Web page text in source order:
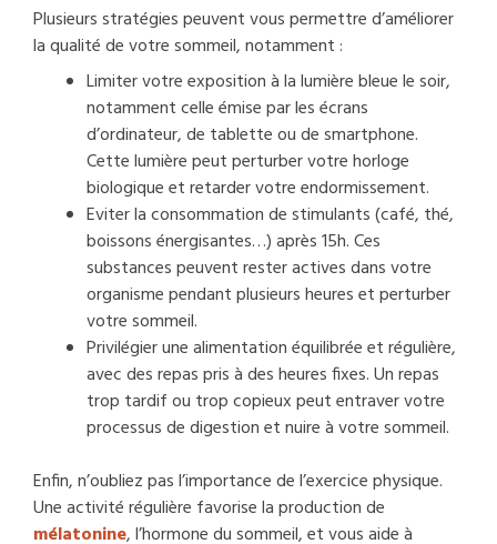
Plusieurs stratégies peuvent vous permettre d’améliorer
la qualité de votre sommeil, notamment :
Limiter votre exposition à la lumière bleue le soir,
notamment celle émise par les écrans
d’ordinateur, de tablette ou de smartphone.
Cette lumière peut perturber votre horloge
biologique et retarder votre endormissement.
Eviter la consommation de stimulants (café, thé,
boissons énergisantes…) après 15h. Ces
substances peuvent rester actives dans votre
organisme pendant plusieurs heures et perturber
votre sommeil.
Privilégier une alimentation équilibrée et régulière,
avec des repas pris à des heures fixes. Un repas
trop tardif ou trop copieux peut entraver votre
processus de digestion et nuire à votre sommeil.
Enfin, n’oubliez pas l’importance de l’exercice physique.
Une activité régulière favorise la production de
mélatonine, l’hormone du sommeil, et vous aide à